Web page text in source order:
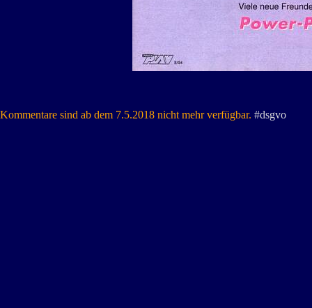
Kommentare sind ab dem 7.5.2018 nicht mehr verfügbar. #dsgvo